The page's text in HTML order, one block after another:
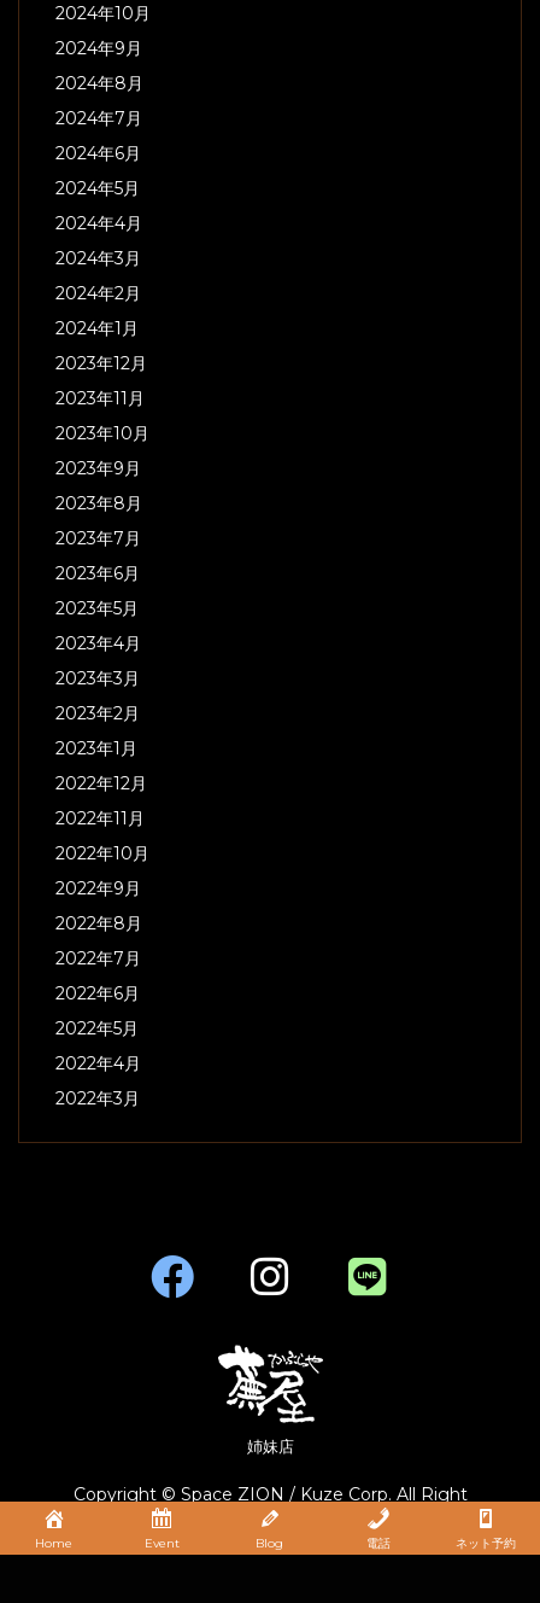
2024年10月
2024年9月
2024年8月
2024年7月
2024年6月
2024年5月
2024年4月
2024年3月
2024年2月
2024年1月
2023年12月
2023年11月
2023年10月
2023年9月
2023年8月
2023年7月
2023年6月
2023年5月
2023年4月
2023年3月
2023年2月
2023年1月
2022年12月
2022年11月
2022年10月
2022年9月
2022年8月
2022年7月
2022年6月
2022年5月
2022年4月
2022年3月
姉妹店
Copyright © Space ZION / Kuze Corp. All Right
Reserved.
Home Event Blog 電話 ネット予約